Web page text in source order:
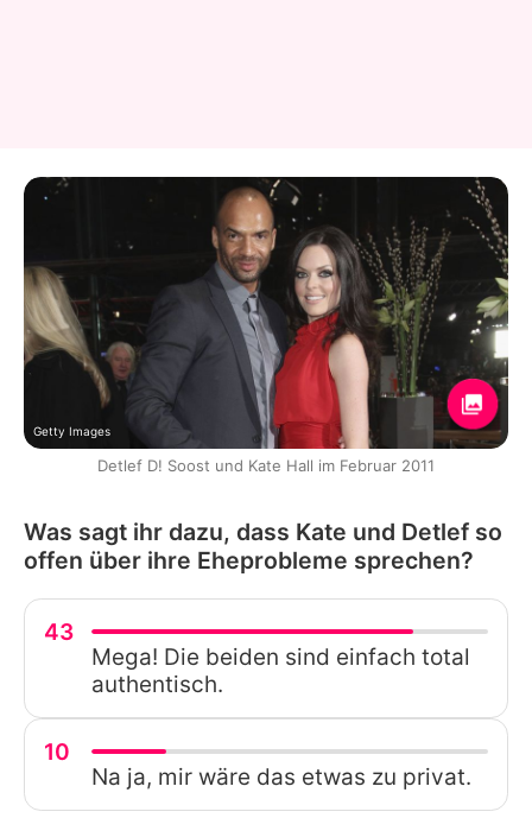
Getty Images
Detlef D! Soost und Kate Hall im Februar 2011
Was sagt ihr dazu, dass Kate und Detlef so
offen über ihre Eheprobleme sprechen?
43
Mega! Die beiden sind einfach total
authentisch.
10
Na ja, mir wäre das etwas zu privat.